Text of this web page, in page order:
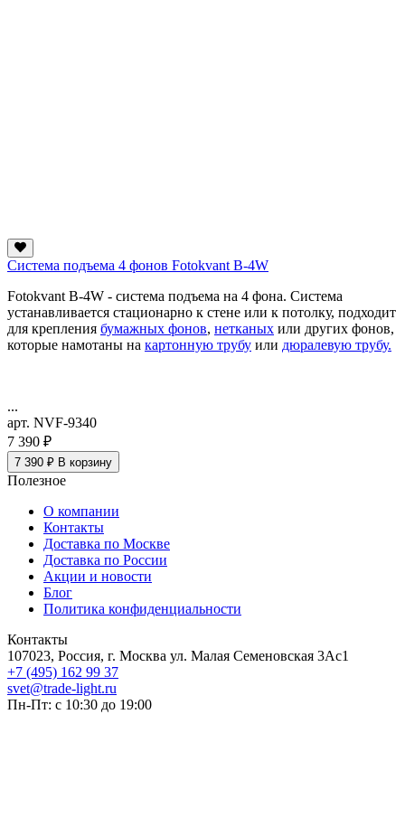
Система подъема 4 фонов Fotokvant B-4W
Fotokvant B-4W - система подъема на 4 фона. Система
устанавливается стационарно к стене или к потолку, подходит
для крепления бумажных фонов, нетканых или других фонов,
которые намотаны на картонную трубу или дюралевую трубу.
...
арт. NVF-9340
7 390 ₽
7 390 ₽ В корзину
Полезное
О компании
Контакты
Доставка по Москве
Доставка по России
Акции и новости
Блог
Политика конфиденциальности
Контакты
107023, Россия, г. Москва ул. Малая Семеновская 3Ас1
+7 (495) 162 99 37
svet@trade-light.ru
Пн-Пт: с 10:30 до 19:00